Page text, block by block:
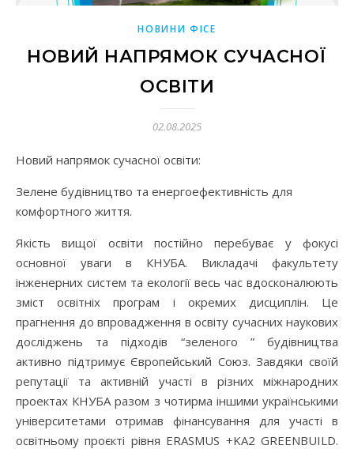
НОВИНИ ФІСЕ
НОВИЙ НАПРЯМОК СУЧАСНОЇ
ОСВІТИ
02.08.2025
Новий напрямок сучасної освіти:
Зелене будівництво та енергоефективність для
комфортного життя.
Якість вищої освіти постійно перебуває у фокусі
основної уваги в КНУБА. Викладачі факультету
інженерних систем та екології весь час вдосконалюють
зміст освітніх програм і окремих дисциплін. Це
прагнення до впровадження в освіту сучасних наукових
досліджень та підходів “зеленого ” будівництва
активно підтримує Європейський Союз. Завдяки своїй
репутації та активній участі в різних міжнародних
проектах КНУБА разом з чотирма іншими українськими
університетами отримав фінансування для участі в
освітньому проєкті рівня ERASMUS +KA2 GREENBUILD.